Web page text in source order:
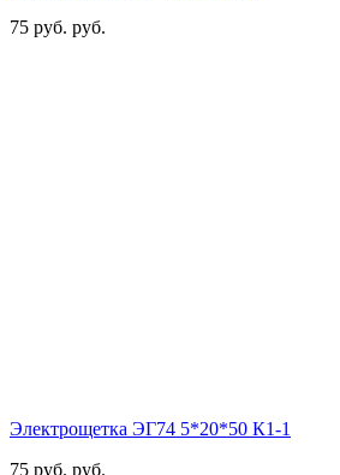
75 руб. руб.
Электрощетка ЭГ74 5*20*50 К1-1
75 руб. руб.